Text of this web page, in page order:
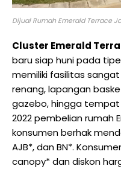
Dijual Rumah Emerald Terrace
Cluster Emerald
baru siap huni pada
memiliki fasilitas
renang, lapangan
gazebo, hingga tempat
2022 pembelian rumah
konsumen berhak
AJB*, dan BN*.
canopy* dan diskon